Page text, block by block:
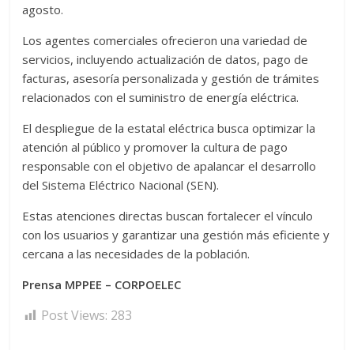
agosto.
Los agentes comerciales ofrecieron una variedad de
servicios, incluyendo actualización de datos, pago de
facturas, asesoría personalizada y gestión de trámites
relacionados con el suministro de energía eléctrica.
El despliegue de la estatal eléctrica busca optimizar la
atención al público y promover la cultura de pago
responsable con el objetivo de apalancar el desarrollo
del Sistema Eléctrico Nacional (SEN).
Estas atenciones directas buscan fortalecer el vínculo
con los usuarios y garantizar una gestión más eficiente y
cercana a las necesidades de la población.
Prensa MPPEE – CORPOELEC
Post Views: 283